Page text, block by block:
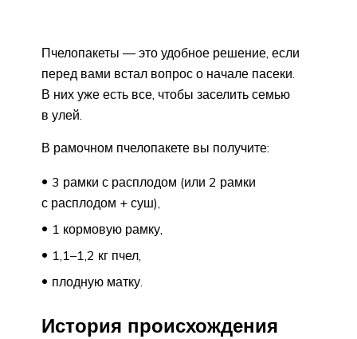
Пчелопакеты — это удобное решение, если
перед вами встал вопрос о начале пасеки.
В них уже есть все, чтобы заселить семью
в улей.
В рамочном пчелопакете вы получите:
3 рамки с расплодом (или 2 рамки
с расплодом + суш),
1 кормовую рамку,
1,1–1,2 кг пчел,
плодную матку.
История происхождения